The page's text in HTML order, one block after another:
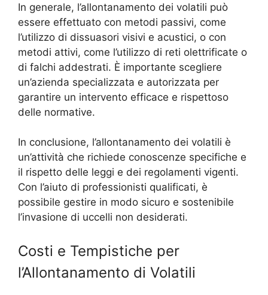
In generale, l’allontanamento dei volatili può
essere effettuato con metodi passivi, come
l’utilizzo di dissuasori visivi e acustici, o con
metodi attivi, come l’utilizzo di reti olettrificate o
di falchi addestrati. È importante scegliere
un’azienda specializzata e autorizzata per
garantire un intervento efficace e rispettoso
delle normative.
In conclusione, l’allontanamento dei volatili è
un’attività che richiede conoscenze specifiche e
il rispetto delle leggi e dei regolamenti vigenti.
Con l’aiuto di professionisti qualificati, è
possibile gestire in modo sicuro e sostenibile
l’invasione di uccelli non desiderati.
Costi e Tempistiche per
l’Allontanamento di Volatili